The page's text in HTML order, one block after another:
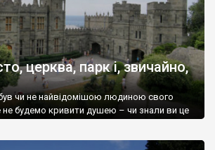
церква, парк і, звичайно,
чи не найвідомішою людиною свого
не будемо кривити душею – чи знали ви це